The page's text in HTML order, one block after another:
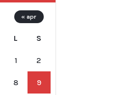
L S
1 2
8 9
« apr